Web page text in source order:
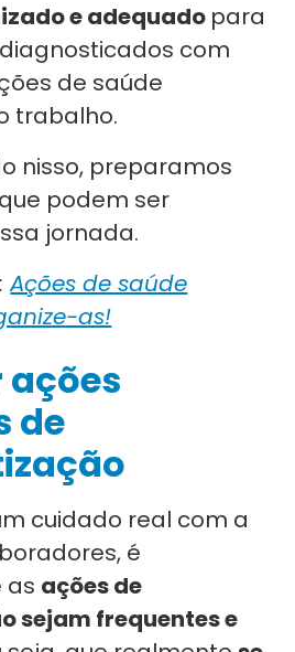
e adequado para
com
de saúde
trabalho.
nisso, preparamos
podem ser
jornada.
Ações de saúde
as!
ações
de
cuidado real com a
é
as ações de
sejam frequentes e